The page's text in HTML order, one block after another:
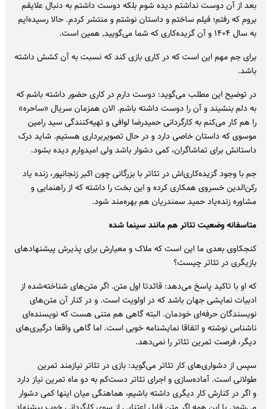
بعد از آن دوست نداشتم دیده شوم بلکه دوست داشتم به دنبال علایقم
بروم که رفتم؛ فیلم ساختم و داستان نوشتم و منتشر کردم. حالا رسیده‌ایم
به سال ۱۴۰۴ و آن گزیده‌کاری که شما می‌گویید, همین است.
برای جم مهم این است که در کاری بازی کند که نسبت به آن کشش داشته
باشد.
در توضیح این مطلب می‌گوید: دوست دارم در کاری حضور داشته باشم که
به دلم بنشیند و آن را دوست داشته باشم. الان همزمان سریال «ساحره»
را هم کار می‌کنم به کارگردانی حمیدرضا لوافی و تهیه‌کنندگی سید رامین
موسوی که داستان خاصی دارد و در حال تصویربرداری هستیم. شاید درک
داستانش برای تماشاگران، کمی دشوار باشد ولی امیدوارم دیده بشود.
جم با وجود گزیده‌کاری‌اش در تئاتر با بزرگانی چون اکبر زنجانپور، زنده یاد
رکن‌الدین خسروی همکاری کرده و این بخت را داشته که از راهنمایی و
مشاوره زنده‌یاد حمید سمندریان هم بهره‌مند شود.
متاسفانه وضعیت تئاتر هم مانند سینما شده
کنجکاوی بعدی ما این است که ملاک و معیارش برای پذیرش پیشنهادهای
بازیگری در تئاتر چیست؟
که او با تاکید پاسخ می‌دهد: قائدتا اول متن. اگر متن‌های شناخته‌شده از
ادبیات نمایشی جهان باشد که در اولویت است. و در کنار آن متن‌های
نویسندگان حرفه‌ای خودمان. البته گاهی هم متنی هست که نویسنده‌ای
ناشناس نوشته و اتفاقا نمایشنامه خوبی است. اما گاهی واقعا درگیری‌های
دیگر، فرصت تمرین تئاتر را نمی‌دهد.
سپس از دشواری‌های کار تئاتر می‌گوید: بازی در تئاتر نیازمند تمرین
طولانی است. آماده‌سازی و اجرای تئاتر دست‌کم به دو ماه تمرین نیاز دارد
و اگر در کنارش کار دیگری داشته باشیم، هماهنگی میان اینها کمی دشوار